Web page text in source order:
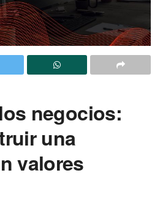
negocios:
una
valores